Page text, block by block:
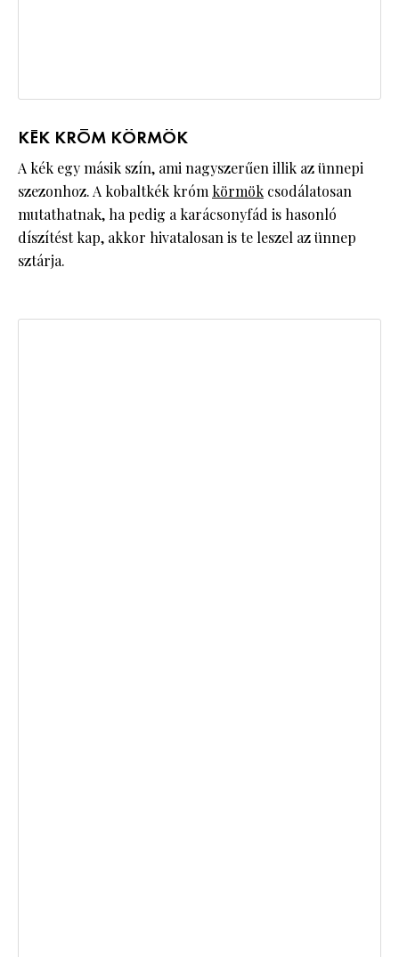
KÉK KRÓM KÖRMÖK
A kék egy másik szín, ami nagyszerűen illik az ünnepi
szezonhoz. A kobaltkék króm körmök csodálatosan
mutathatnak, ha pedig a karácsonyfád is hasonló
díszítést kap, akkor hivatalosan is te leszel az ünnep
sztárja.